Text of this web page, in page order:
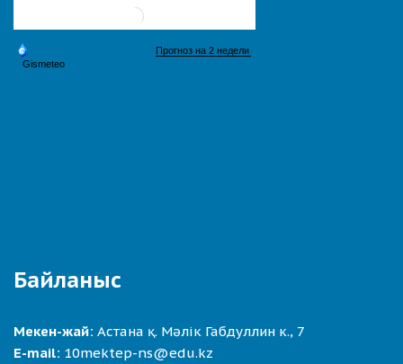
Байланыс
Мекен-жай: Астана қ. Мәлік Габдуллин к., 7
E-mail: 10mektep-ns@edu.kz